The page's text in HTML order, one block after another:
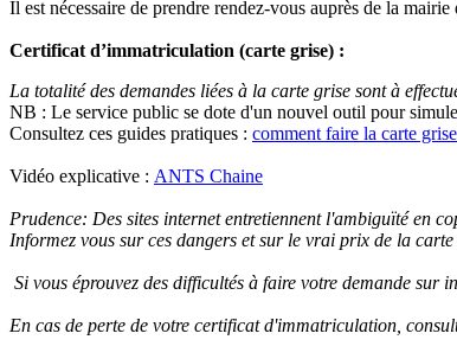
Il est nécessaire de prendre rendez-vous auprès de la
Certificat d’immatriculation (carte grise) :
La totalité des demandes liées à la carte grise sont à
NB : Le service public se dote d'un nouvel outil pour
Consultez ces guides pratiques : comment faire la carte
Vidéo explicative : ANTS Chaine
Prudence: Des sites internet entretiennent l'ambiguïté en
Informez vous sur ces dangers et sur le vrai prix de la
Si vous éprouvez des difficultés à faire votre demande
En cas de perte de votre certificat d'immatriculation,